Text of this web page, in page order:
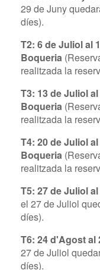
29 de Juny
díes).
T2: 6 de Juliol al
Boqueria
realitzada la
T3: 13 de Juliol
Boqueria
realitzada la
T4: 20 de Juliol
Boqueria
realitzada la
T5: 27 de Juliol
el 27 de Juliol
díes).
T6: 24 d'Agost
27 de Juliol
díes).